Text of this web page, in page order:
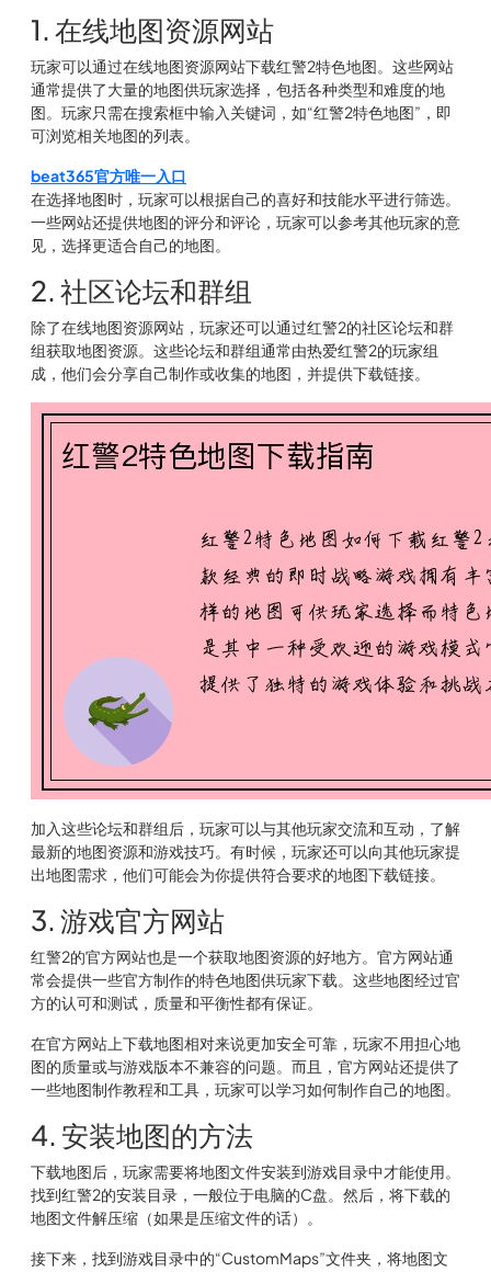
1. 在线地图资源网站
玩家可以通过在线地图资源网站下载红警2特色地图。这些网站
通常提供了大量的地图供玩家选择，包括各种类型和难度的地
图。玩家只需在搜索框中输入关键词，如“红警2特色地图”，即
可浏览相关地图的列表。
beat365官方唯一入口
在选择地图时，玩家可以根据自己的喜好和技能水平进行筛选。
一些网站还提供地图的评分和评论，玩家可以参考其他玩家的意
见，选择更适合自己的地图。
2. 社区论坛和群组
除了在线地图资源网站，玩家还可以通过红警2的社区论坛和群
组获取地图资源。这些论坛和群组通常由热爱红警2的玩家组
成，他们会分享自己制作或收集的地图，并提供下载链接。
加入这些论坛和群组后，玩家可以与其他玩家交流和互动，了解
最新的地图资源和游戏技巧。有时候，玩家还可以向其他玩家提
出地图需求，他们可能会为你提供符合要求的地图下载链接。
3. 游戏官方网站
红警2的官方网站也是一个获取地图资源的好地方。官方网站通
常会提供一些官方制作的特色地图供玩家下载。这些地图经过官
方的认可和测试，质量和平衡性都有保证。
在官方网站上下载地图相对来说更加安全可靠，玩家不用担心地
图的质量或与游戏版本不兼容的问题。而且，官方网站还提供了
一些地图制作教程和工具，玩家可以学习如何制作自己的地图。
4. 安装地图的方法
下载地图后，玩家需要将地图文件安装到游戏目录中才能使用。
找到红警2的安装目录，一般位于电脑的C盘。然后，将下载的
地图文件解压缩（如果是压缩文件的话）。
接下来，找到游戏目录中的“CustomMaps”文件夹，将地图文